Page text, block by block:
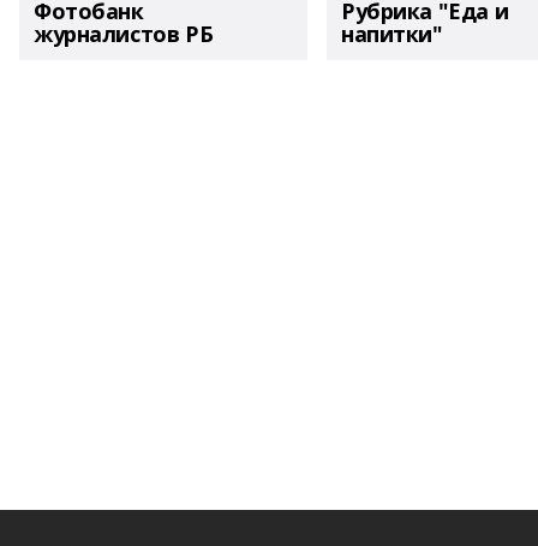
Фотобанк
журналистов РБ
Рубрика "Еда и
напитки"